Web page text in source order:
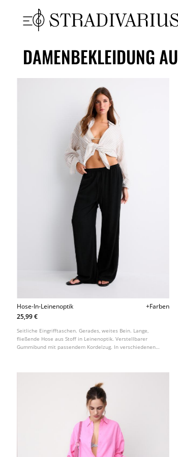
DAMENBEKLEIDUNG
Hose-In-Leinenoptik
+Farben
25,99 €
Seitliche Eingrifftaschen. Gerades, weites Bein. Lange,
fließende Hose aus Stoff in Leinenoptik. Verstellbarer
Gummibund mit passendem Kordelzug. In verschiedenen